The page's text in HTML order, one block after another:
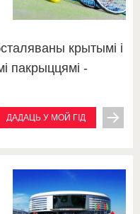
крытымі і
пакрыццямі -
ДАДАЦЬ У МОЙ ГІД